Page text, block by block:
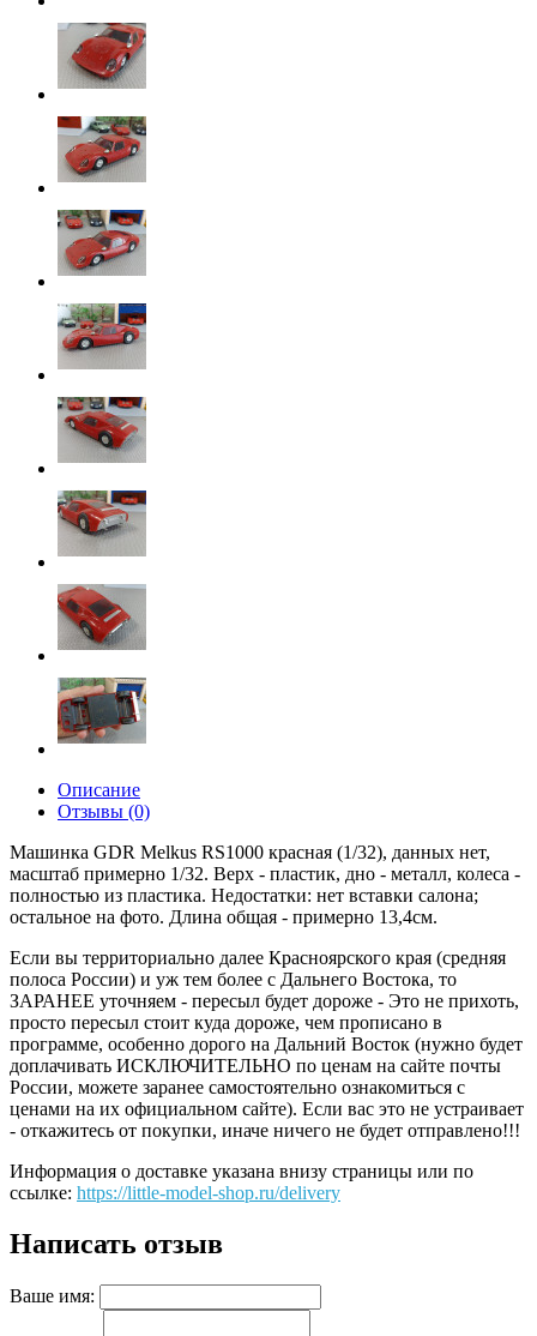
Описание
Отзывы (0)
Машинка GDR Melkus RS1000 красная (1/32), данных нет,
масштаб примерно 1/32. Верх - пластик, дно - металл, колеса -
полностью из пластика. Недостатки: нет вставки салона;
остальное на фото. Длина общая - примерно 13,4см.
Если вы территориально далее Красноярского края (средняя
полоса России) и уж тем более с Дальнего Востока, то
ЗАРАНЕЕ уточняем - пересыл будет дороже - Это не прихоть,
просто пересыл стоит куда дороже, чем прописано в
программе, особенно дорого на Дальний Восток (нужно будет
доплачивать ИСКЛЮЧИТЕЛЬНО по ценам на сайте почты
России, можете заранее самостоятельно ознакомиться с
ценами на их официальном сайте). Если вас это не устраивает
- откажитесь от покупки, иначе ничего не будет отправлено!!!
Информация о доставке указана внизу страницы или по
ссылке: https://little-model-shop.ru/delivery
Написать отзыв
Ваше имя: